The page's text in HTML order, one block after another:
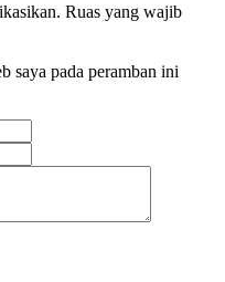
Ruas yang wajib
saya pada peramban ini